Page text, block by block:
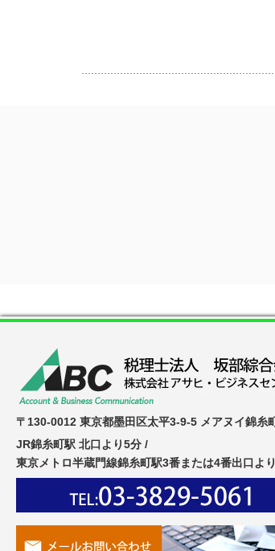
〒130-0012 東京都墨田区太平3-9-5 メアヌイ錦
JR錦糸町駅 北口より5分 /
東京メトロ半蔵門線錦糸町駅3番または4番出口よ